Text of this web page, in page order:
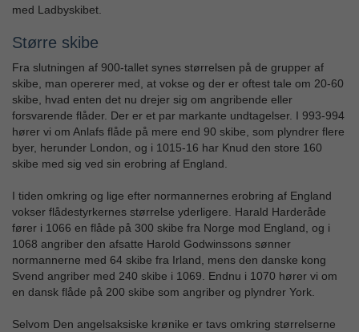
med Ladbyskibet.
Større skibe
Fra slutningen af 900-tallet synes størrelsen på de grupper af
skibe, man opererer med, at vokse og der er oftest tale om 20-60
skibe, hvad enten det nu drejer sig om angribende eller
forsvarende flåder. Der er et par markante undtagelser. I 993-994
hører vi om Anlafs flåde på mere end 90 skibe, som plyndrer flere
byer, herunder London, og i 1015-16 har Knud den store 160
skibe med sig ved sin erobring af England.
I tiden omkring og lige efter normannernes erobring af England
vokser flådestyrkernes størrelse yderligere. Harald Harderåde
fører i 1066 en flåde på 300 skibe fra Norge mod England, og i
1068 angriber den afsatte Harold Godwinssons sønner
normannerne med 64 skibe fra Irland, mens den danske kong
Svend angriber med 240 skibe i 1069. Endnu i 1070 hører vi om
en dansk flåde på 200 skibe som angriber og plyndrer York.
Selvom Den angelsaksiske krønike er tavs omkring størrelserne